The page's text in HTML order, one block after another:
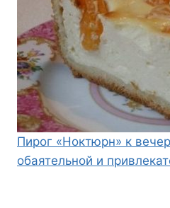
Пирог «Ноктюрн» к
обаятельной и